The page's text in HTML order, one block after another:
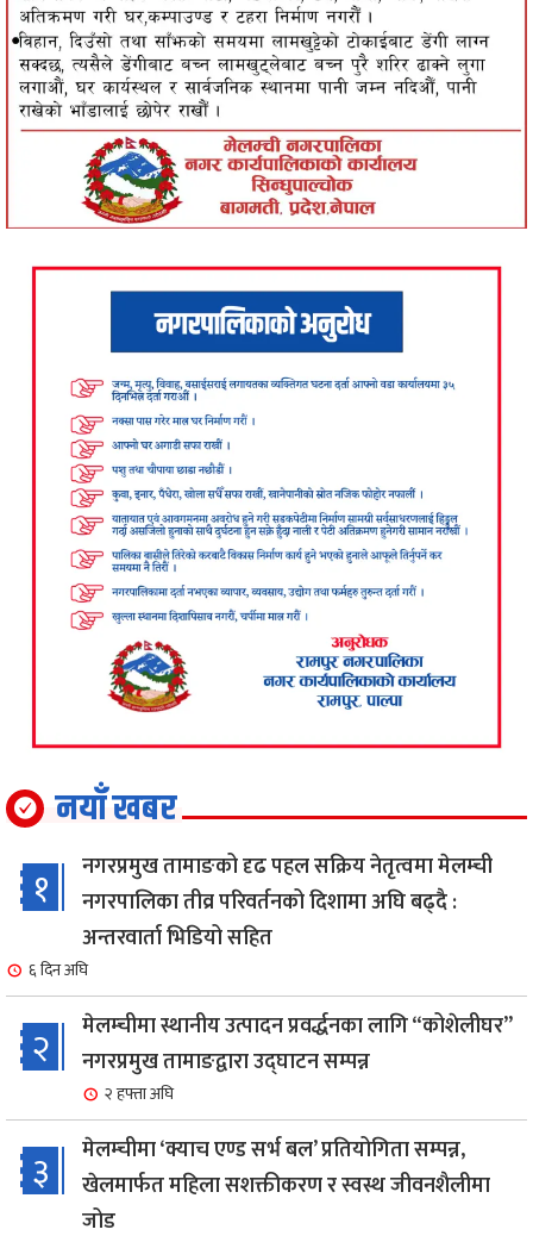
नयाँ खबर
१
नगरप्रमुख तामाङको दृढ पहल सक्रिय नेतृत्वमा मेलम्ची
नगरपालिका तीव्र परिवर्तनको दिशामा अघि बढ्दै :
अन्तरवार्ता भिडियो सहित
६ दिन अघि
२
मेलम्चीमा स्थानीय उत्पादन प्रवर्द्धनका लागि “कोशेलीघर”
नगरप्रमुख तामाङद्वारा उद्घाटन सम्पन्न
२ हफ्ता अघि
३
मेलम्चीमा ‘क्याच एण्ड सर्भ बल’ प्रतियोगिता सम्पन्न,
खेलमार्फत महिला सशक्तीकरण र स्वस्थ जीवनशैलीमा
जोड